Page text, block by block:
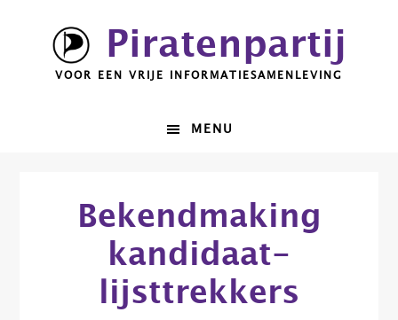
hoofdnavigatie
Piratenpartij
VOOR EEN VRIJE INFORMATIESAMENLEVING
MENU
Bekendmaking
kandidaat-
lijsttrekkers